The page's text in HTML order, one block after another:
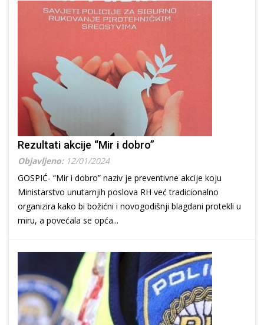
Rezultati akcije “Mir i dobro”
Objavljeno: 12/01/2024
GOSPIĆ- “Mir i dobro” naziv je preventivne akcije koju
Ministarstvo unutarnjih poslova RH već tradicionalno
organizira kako bi božićni i novogodišnji blagdani protekli u
miru, a povećala se opća...